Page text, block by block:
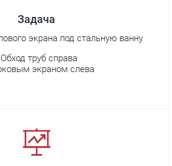
Задача
экрана под стальную ванну
Обход труб справа
экраном слева